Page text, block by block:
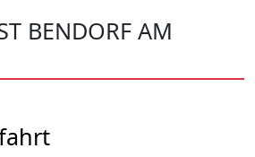
BENDORF AM